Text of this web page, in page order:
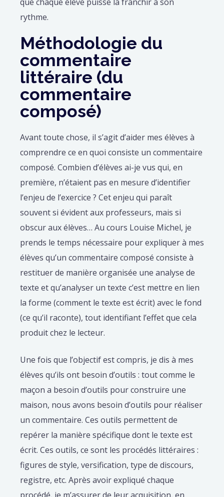
rythme.
Méthodologie du
commentaire
littéraire (du
commentaire
composé)
Avant toute chose, il s’agit d’aider mes élèves à
comprendre ce en quoi consiste un commentaire
composé. Combien d’élèves ai-je vus qui, en
première, n’étaient pas en mesure d’identifier
l’enjeu de l’exercice ? Cet enjeu qui paraît
souvent si évident aux professeurs, mais si
obscur aux élèves… Au cours Louise Michel, je
prends le temps nécessaire pour expliquer à mes
élèves qu’un commentaire composé consiste à
restituer de manière organisée une analyse de
texte et qu’analyser un texte c’est mettre en lien
la forme (comment le texte est écrit) avec le fond
(ce qu’il raconte), tout identifiant l’effet que cela
produit chez le lecteur.
Une fois que l’objectif est compris, je dis à mes
élèves qu’ils ont besoin d’outils : tout comme le
maçon a besoin d’outils pour construire une
maison, nous avons besoin d’outils pour réaliser
un commentaire. Ces outils permettent de
repérer la manière spécifique dont le texte est
écrit. Ces outils, ce sont les procédés littéraires :
figures de style, versification, type de discours,
registre, etc. Après avoir expliqué chaque